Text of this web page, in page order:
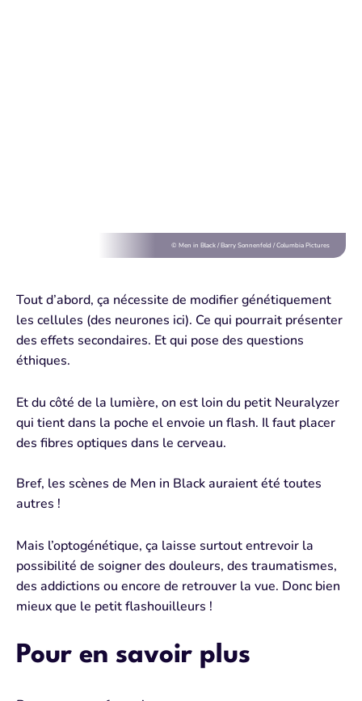
© Men in Black / Barry Sonnenfeld / Columbia Pictures
Tout d’abord, ça nécessite de modifier génétiquement
les cellules (des neurones ici). Ce qui pourrait présenter
des effets secondaires. Et qui pose des questions
éthiques.
Et du côté de la lumière, on est loin du petit Neuralyzer
qui tient dans la poche el envoie un flash. Il faut placer
des fibres optiques dans le cerveau.
Bref, les scènes de Men in Black auraient été toutes
autres !
Mais l’optogénétique, ça laisse surtout entrevoir la
possibilité de soigner des douleurs, des traumatismes,
des addictions ou encore de retrouver la vue. Donc bien
mieux que le petit flashouilleurs !
Pour en savoir plus